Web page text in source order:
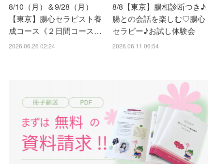
8/10（月）＆9/28（月）
【東京】腸心セラピスト養
成コース《２日間コース…
2026.06.26 02:24
8/8【東京】腸相診断つき♪
腸との会話を楽しむ♡腸心
セラピー♪お試し体験会
2026.06.11 06:54